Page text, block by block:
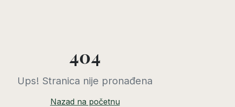
404
Ups! Stranica nije pronađena
Nazad na početnu